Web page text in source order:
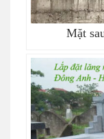
Mặt